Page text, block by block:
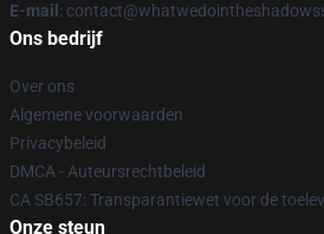
E-mail :
Ons bedrijf
Over ons
Algemene voorwaarden
Privacybeleid
DMCA - Auteursrechtbeleid
CA SB657: Transparantiewet voor de
Onze steun